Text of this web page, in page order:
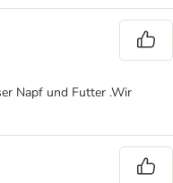
Napf und Futter .Wir